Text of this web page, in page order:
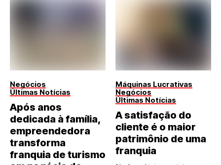
Negócios
Últimas Notícias
Após anos
dedicada à família,
empreendedora
transforma
franquia de turismo
Máquinas Lucrativas
Negócios
Últimas Notícias
A satisfação do
cliente é o maior
patrimônio de uma
franquia